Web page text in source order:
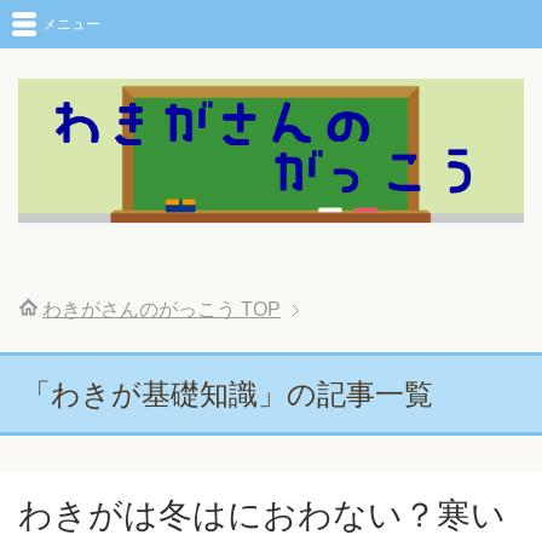
メニュー
わきがさんのがっこう TOP
「わきが基礎知識」の記事一覧
わきがは冬はにおわない？寒い